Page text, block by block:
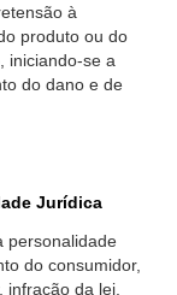
à
produto ou do
iniciando-se a
do dano e de
Jurídica
personalidade
do consumidor,
da lei,